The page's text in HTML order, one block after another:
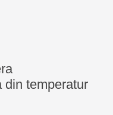
din temperatur